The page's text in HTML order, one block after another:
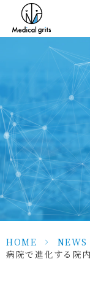
HOME > NEWS
病院で進化する院